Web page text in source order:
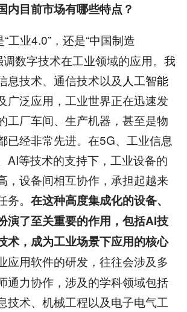
内目前市场有哪些特点？
“工业4.0”，还是“中国制造
调数字技术在工业领域的应用。我
息技术、通信技术以及 人工智能
广泛应用，工业世界正在迅速发
工厂车间、生产机器，甚至是物
已经非常先进。在5G、工业信息
AI等技术的支持下，工业设备的
，设备间相互协作，承担起越来
。 在这种高度集成化的设备、
演了至关重要的作用，包括AI技
术，成为工业场景下应用的核心
应用软件的研发，往往会涉及多
通力协作，涉及的学科领域包括
技术、机械工程以及电子电气工